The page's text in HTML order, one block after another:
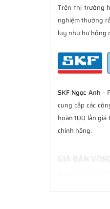
Trên thị trường
nghiệm thường
lụy như hư hỏng
SKF Ngọc Anh -
cung cấp các
hoàn 100 lần giá
chính hãng.
GIÁ BÁN